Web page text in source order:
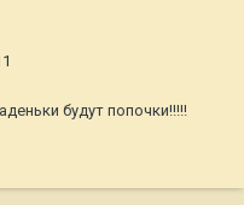
будут попочки!!!!!